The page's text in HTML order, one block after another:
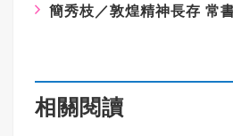
簡秀枝／敦煌精神長存 常
相關閱讀